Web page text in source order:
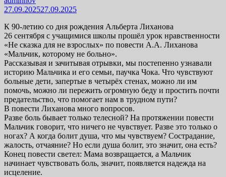
27.09.202527.09.2025
К 90-летию со дня рождения Альберта Лиханова
26 сентября с учащимися школы прошёл урок нравственности
«Не сказка для не взрослых» по повести А.А. Лиханова
«Мальчик, которому не больно».
Рассказывая и зачитывая отрывки, мы постепенно узнавали
историю Мальчика и его семьи, паучка Чока. Что чувствуют
больные дети, запертые в четырёх стенах, можно ли им
помочь, можно ли пережить огромную беду и простить почти
предательство, что помогает нам в трудном пути?
В повести Лиханова много вопросов.
Разве боль бывает только телесной? На протяжении повести
Мальчик говорит, что ничего не чувствует. Разве это только о
ногах? А когда болит душа, что мы чувствуем? Сострадание,
жалость, отчаяние? Но если душа болит, это значит, она есть?
Конец повести светел: Мама возвращается, а Мальчик
начинает чувствовать боль, значит, появляется надежда на
исцеление.